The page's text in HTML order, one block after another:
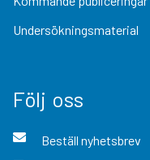
Undersökningsmaterial
Följ oss
Beställ nyhetsbrev